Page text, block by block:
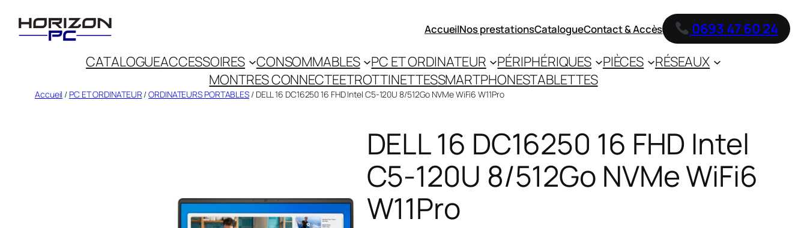
AccueilNos prestationsCatalogueContact & Accès
0693 47 60 24
CATALOGUEACCESSOIRES CONSOMMABLES PC ET ORDINATEUR PÉRIPHÉRIQUES PIÈCES
RÉSEAUX
MONTRES CONNECTEETROTTINETTESSMARTPHONESTABLETTES
Accueil / PC ET ORDINATEUR /ORDINATEURS PORTABLES / DELL 16 DC16250 16 FHD Intel C5-120U 8/512Go NVMe WiFi6 W11Pro
DELL 16 DC16250 16 FHD Intel
C5-120U 8/512Go NVMe WiFi6
W11Pro